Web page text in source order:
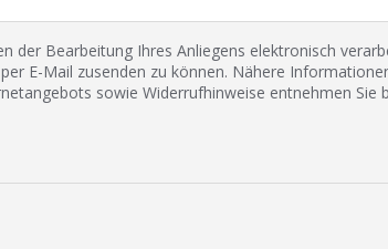
der Bearbeitung Ihres Anliegens elektronisch
E-Mail zusenden zu können. Nähere
sowie Widerrufhinweise entnehmen Sie